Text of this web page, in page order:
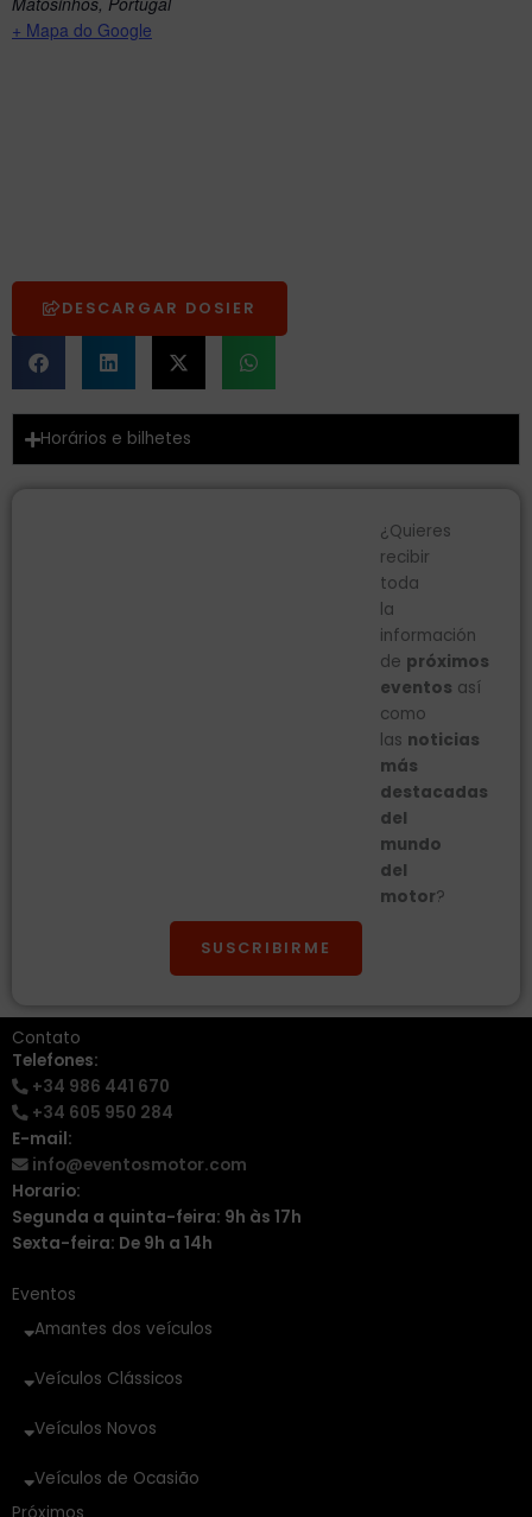
+ Mapa do Google
DESCARGAR DOSIER
Horários e bilhetes
¿Quieres
recibir
toda
la
información
de próximos
eventos así
como
las noticias
más
destacadas
del
mundo
del
motor?
SUSCRIBIRME
Contato
Telefones:
+34 986 441 670
+34 605 950 284
E-mail:
info@eventosmotor.com
Horario:
Segunda a quinta-feira: 9h às 17h
Sexta-feira: De 9h a 14h
Eventos
Amantes dos veículos
Veículos Clássicos
Veículos Novos
Veículos de Ocasião